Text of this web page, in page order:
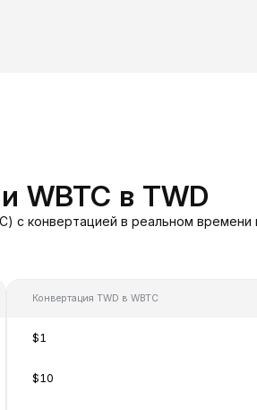
WBTC в TWD
с конвертацией в реальном времени
Конвертация TWD в WBTC
$1
$10